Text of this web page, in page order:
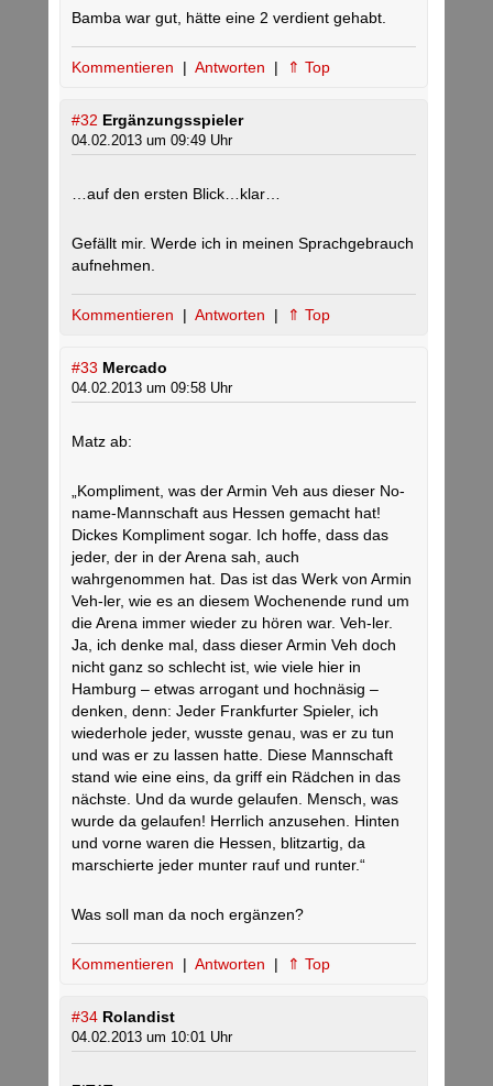
Bamba war gut, hätte eine 2 verdient gehabt.
Kommentieren | Antworten | ⇑ Top
#32 Ergänzungsspieler
04.02.2013 um 09:49 Uhr
…auf den ersten Blick…klar…
Gefällt mir. Werde ich in meinen Sprachgebrauch
aufnehmen.
Kommentieren | Antworten | ⇑ Top
#33 Mercado
04.02.2013 um 09:58 Uhr
Matz ab:
„Kompliment, was der Armin Veh aus dieser No-
name-Mannschaft aus Hessen gemacht hat!
Dickes Kompliment sogar. Ich hoffe, dass das
jeder, der in der Arena sah, auch
wahrgenommen hat. Das ist das Werk von Armin
Veh-ler, wie es an diesem Wochenende rund um
die Arena immer wieder zu hören war. Veh-ler.
Ja, ich denke mal, dass dieser Armin Veh doch
nicht ganz so schlecht ist, wie viele hier in
Hamburg – etwas arrogant und hochnäsig –
denken, denn: Jeder Frankfurter Spieler, ich
wiederhole jeder, wusste genau, was er zu tun
und was er zu lassen hatte. Diese Mannschaft
stand wie eine eins, da griff ein Rädchen in das
nächste. Und da wurde gelaufen. Mensch, was
wurde da gelaufen! Herrlich anzusehen. Hinten
und vorne waren die Hessen, blitzartig, da
marschierte jeder munter rauf und runter.“
Was soll man da noch ergänzen?
Kommentieren | Antworten | ⇑ Top
#34 Rolandist
04.02.2013 um 10:01 Uhr